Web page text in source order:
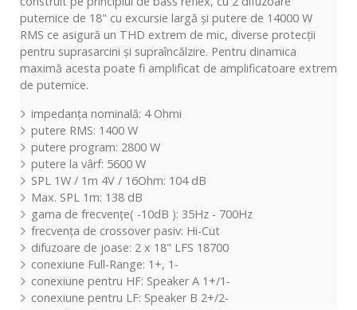
puternice de 18" cu excursie largă și putere de 14000 W
RMS ce asigură un THD extrem de mic, diverse protecții
pentru suprasarcini și supraîncălzire. Pentru dinamica
maximă acesta poate fi amplificat de amplificatoare extrem
de puternice.
impedanța nominală: 4 Ohmi
putere RMS: 1400 W
putere program: 2800 W
putere la vârf: 5600 W
SPL 1W / 1m 4V / 16Ohm: 104 dB
Max. SPL 1m: 138 dB
gama de frecvențe( -10dB ): 35Hz - 700Hz
frecvența de crossover pasiv: Hi-Cut
difuzoare de joase: 2 x 18" LFS 18700
conexiune Full-Range: 1+, 1-
conexiune pentru HF: Speaker A 1+/1-
conexiune pentru LF: Speaker B 2+/2-